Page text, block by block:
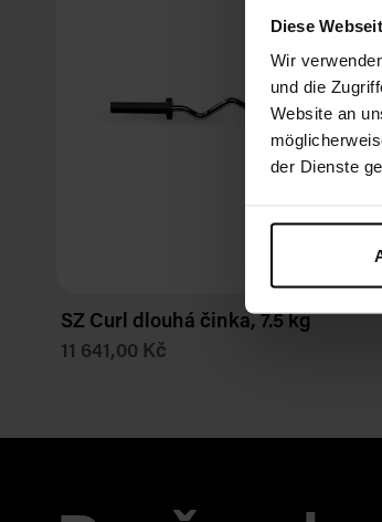
Diese
Wir
und die
Website an
der Dienste
SZ Curl dlouhá činka, 7.5 kg
11 641,00 Kč